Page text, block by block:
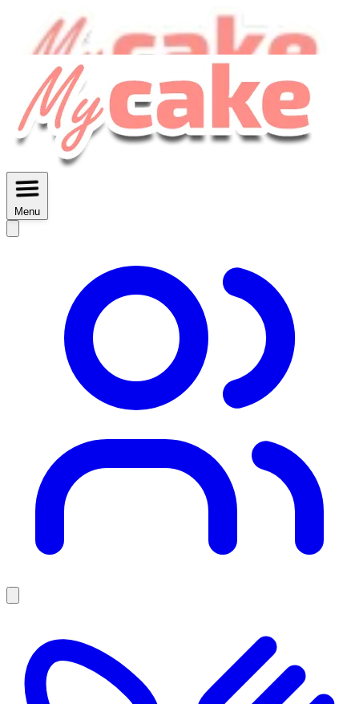
MyCake Academy c'est :
des fiches imprimables ...
Découvrir
Menu